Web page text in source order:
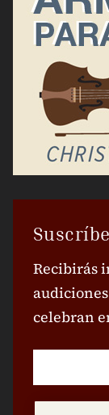
Recibirás
celebran